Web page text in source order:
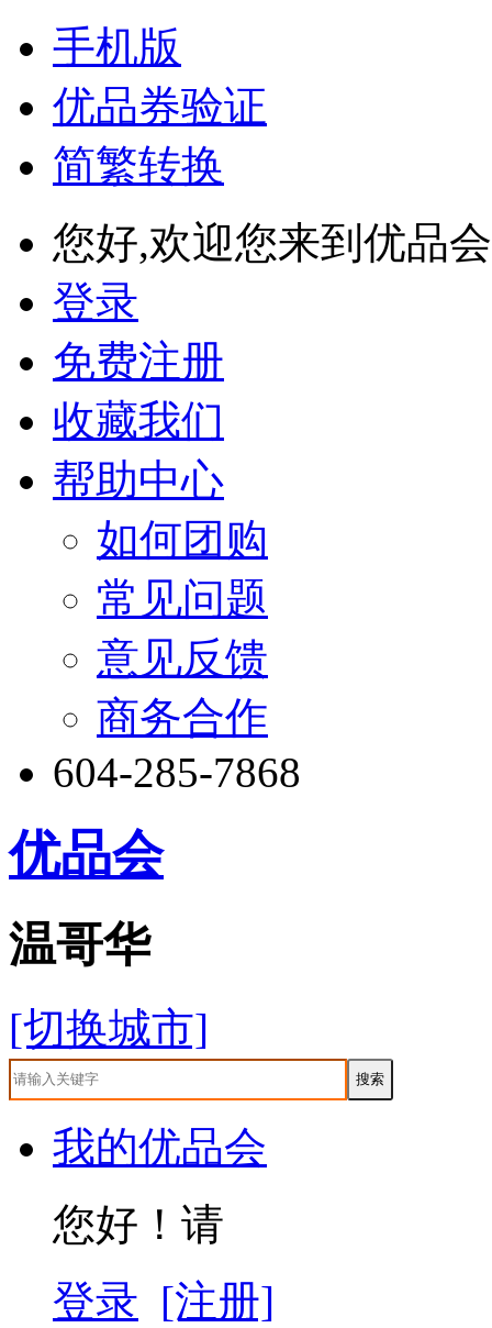
手机版
优品券验证
简繁转换
您好,欢迎您来到优品会
登录
免费注册
收藏我们
帮助中心
如何团购
常见问题
意见反馈
商务合作
604-285-7868
优品会
温哥华
[切换城市]
我的优品会
您好！请
登录 [注册]